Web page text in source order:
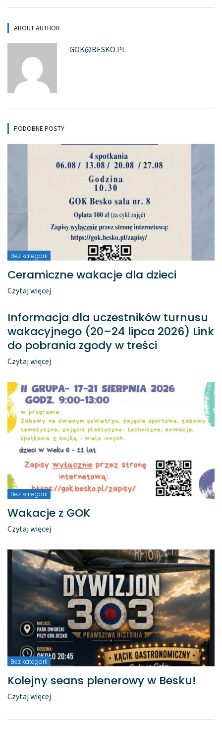
ABOUT AUTHOR
GOK@BESKO.PL
PODOBNE POSTY
Bez kategorii
Ceramiczne wakacje dla dzieci
Czytaj więcej
Informacja dla uczestników turnusu
wakacyjnego (20–24 lipca 2026) Link
do pobrania zgody w treści
Czytaj więcej
Bez kategorii
Wakacje z GOK
Czytaj więcej
Bez kategorii
Kolejny seans plenerowy w Besku!
Czytaj więcej